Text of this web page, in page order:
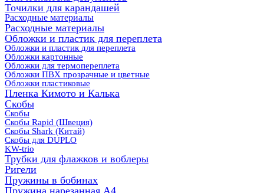
Точилки для карандашей
Расходные материалы
Расходные материалы
Обложки и пластик для переплета
Обложки и пластик для переплета
Обложки картонные
Обложки для термопереплета
Обложки ПВХ прозрачные и цветные
Обложки пластиковые
Пленка Кимото и Калька
Скобы
Скобы
Скобы Rapid (Швеция)
Скобы Shark (Китай)
Скобы для DUPLO
KW-trio
Трубки для флажков и воблеры
Ригели
Пружины в бобинах
Пружина нарезанная А4